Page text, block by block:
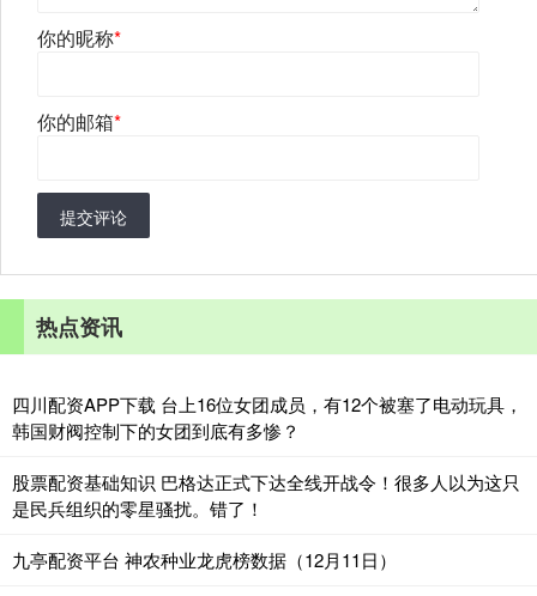
你的昵称*
你的邮箱*
提交评论
热点资讯
四川配资APP下载 台上16位女团成员，有12个被塞了电动玩具，
韩国财阀控制下的女团到底有多惨？
股票配资基础知识 巴格达正式下达全线开战令！很多人以为这只
是民兵组织的零星骚扰。错了！
九亭配资平台 神农种业龙虎榜数据（12月11日）